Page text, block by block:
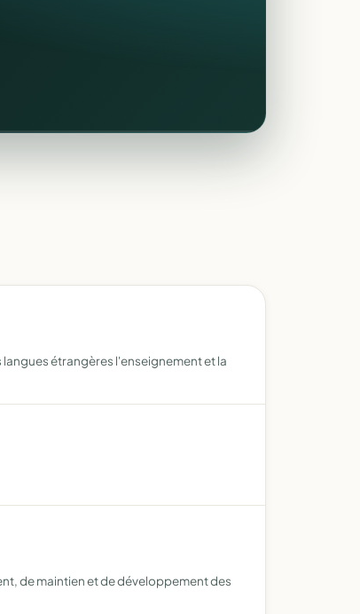
étrangères l'enseignement et la
de maintien et de développement des